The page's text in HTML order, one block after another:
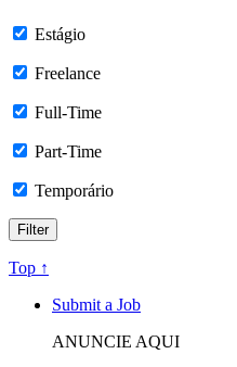
Estágio
Freelance
Full-Time
Part-Time
Temporário
Top ↑
Submit a Job
ANUNCIE AQUI